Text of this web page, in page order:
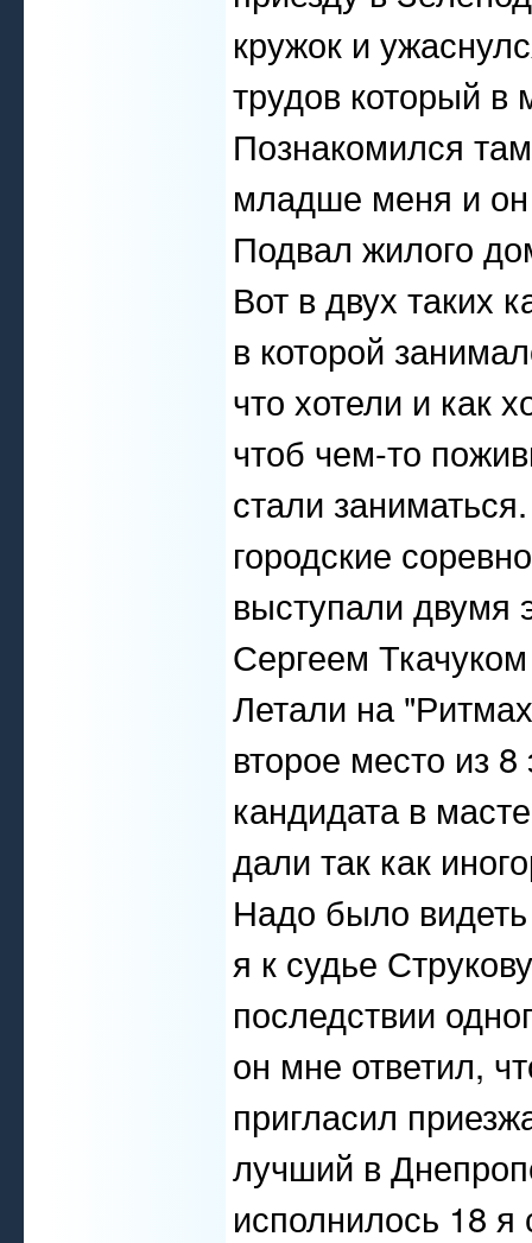
кружок и
трудов который
Познакомился
младше меня и
Подвал жилого
Вот в двух таких
в которой
что хотели и как
чтоб чем-то
стали
городские
выступали
Сергеем
Летали на
второе место из
кандидата в
дали так как
Надо было
я к судье
последствии
он мне ответил,
пригласил
лучший в
исполнилось 18